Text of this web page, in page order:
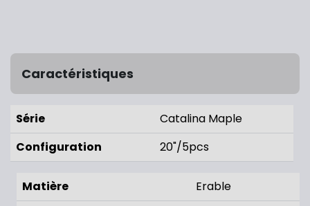
Caractéristiques
Série
Catalina Maple
Configuration
20"/5pcs
Matière
Erable